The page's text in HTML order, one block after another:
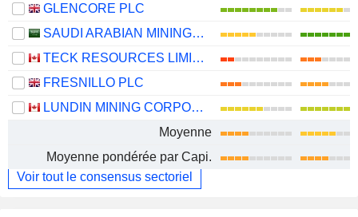
GLENCORE PLC
SAUDI ARABIAN MINING COMPANY (MAADEN)
TECK RESOURCES LIMITED
FRESNILLO PLC
LUNDIN MINING CORPORATION
Moyenne
Moyenne pondérée par Capi.
Voir tout le consensus sectoriel